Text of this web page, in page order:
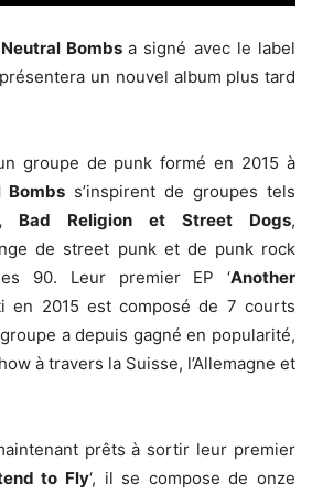
Neutral Bombsa signé avec le label
un nouvel album plus tard
groupe de punk formé en 2015 à
Bombs s’inspirent de groupes tels
Bad Religion et Street Dogs,
de street punk et de punk rock
90. Leur premier EP ‘Another
en 2015 est composé de 7 courts
a depuis gagné en popularité,
à travers la Suisse, l’Allemagne et
prêts à sortir leur premier
to Fly‘, il se compose de onze